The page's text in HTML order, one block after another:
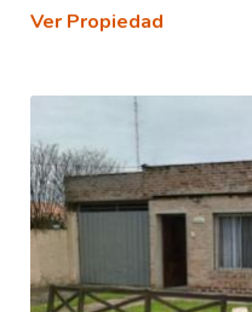
Ver Propiedad